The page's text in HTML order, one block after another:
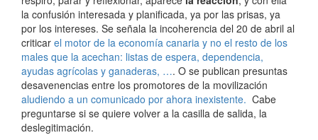
la confusión interesada y planificada, ya por las prisas, ya
por los intereses. Se señala la incoherencia del 20 de abril al
criticar el motor de la economía canaria y no el resto de los
males que la acechan: listas de espera, dependencia,
ayudas agrícolas y ganaderas, …. O se publican presuntas
desavenencias entre los promotores de la movilización
aludiendo a un comunicado por ahora inexistente. Cabe
preguntarse si se quiere volver a la casilla de salida, la
deslegitimación.